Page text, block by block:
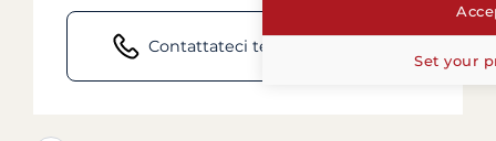
Contattateci telefonicamente
Set your